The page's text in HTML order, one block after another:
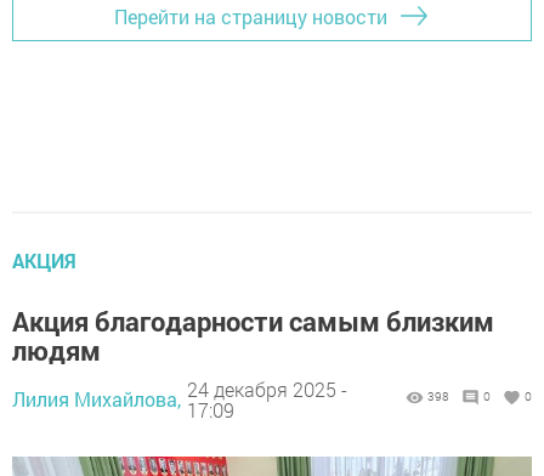
Перейти на страницу новости
АКЦИЯ
Акция благодарности самым близким
людям
Лилия Михайлова, 24 декабря 2025 -
17:09
398 0 0